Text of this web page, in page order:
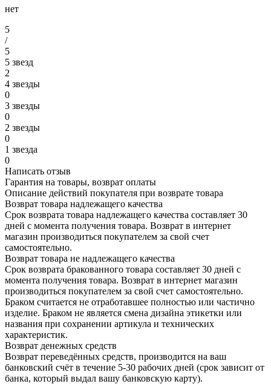
нет
5
/
5
5 звезд
2
4 звезды
0
3 звезды
0
2 звезды
0
1 звезда
0
Написать отзыв
Гарантия на товары, возврат оплаты
Описание действий покупателя при возврате товара
Возврат товара надлежащего качества
Срок возврата товара надлежащего качества составляет 30
дней с момента получения товара. Возврат в интернет
магазин производиться покупателем за свой счет
самостоятельно.
Возврат товара не надлежащего качества
Срок возврата бракованного товара составляет 30 дней с
момента получения товара. Возврат в интернет магазин
производиться покупателем за свой счет самостоятельно.
Браком считается не отработавшее полностью или частично
изделие. Браком не является смена дизайна этикетки или
названия при сохранении артикула и технических
характеристик.
Возврат денежных средств
Возврат переведённых средств, производится на ваш
банковский счёт в течение 5-30 рабочих дней (срок зависит от
банка, который выдал вашу банковскую карту).